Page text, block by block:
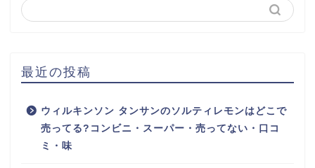
最近の投稿
ウィルキンソン タンサンのソルティレモンはどこで
売ってる?コンビニ・スーパー・売ってない・口コ
ミ・味